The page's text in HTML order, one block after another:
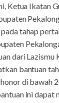
Ketua Ikatan
tahap
dari Lazismu
bantuan
di bawah
ini dapat